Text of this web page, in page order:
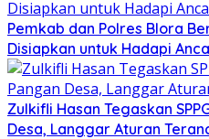
Pemkab dan Polres Blora
Disiapkan untuk Hadapi
Zulkifli Hasan Tegaskan
Desa, Langgar Aturan